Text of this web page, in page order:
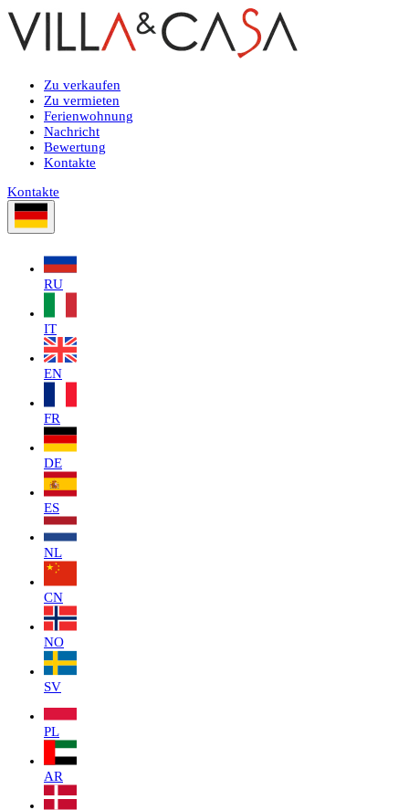
Zu verkaufen
Zu vermieten
Ferienwohnung
Nachricht
Bewertung
Kontakte
Kontakte
RU
IT
EN
FR
DE
ES
NL
CN
NO
SV
PL
AR